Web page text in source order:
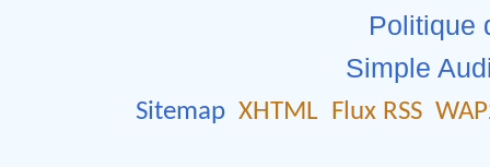
Politique
Simple
Sitemap XHTML Flux RSS